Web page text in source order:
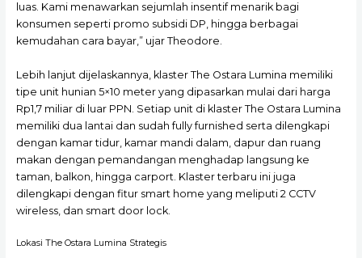
luas. Kami menawarkan sejumlah insentif menarik bagi
konsumen seperti promo subsidi DP, hingga berbagai
kemudahan cara bayar,” ujar Theodore.
Lebih lanjut dijelaskannya, klaster The Ostara Lumina memiliki
tipe unit hunian 5×10 meter yang dipasarkan mulai dari harga
Rp1,7 miliar di luar PPN. Setiap unit di klaster The Ostara Lumina
memiliki dua lantai dan sudah fully furnished serta dilengkapi
dengan kamar tidur, kamar mandi dalam, dapur dan ruang
makan dengan pemandangan menghadap langsung ke
taman, balkon, hingga carport. Klaster terbaru ini juga
dilengkapi dengan fitur smart home yang meliputi 2 CCTV
wireless, dan smart door lock.
Lokasi The Ostara Lumina Strategis